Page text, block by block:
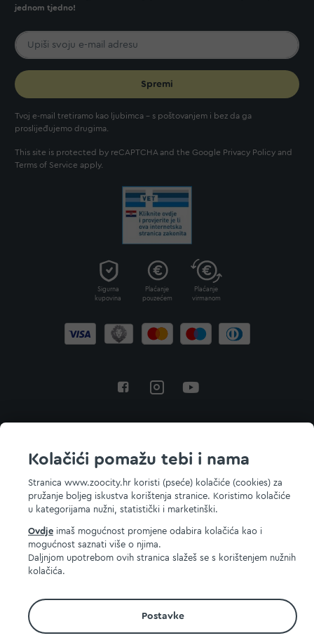
Kolačići pomažu tebi i nama
Stranica www.zoocity.hr koristi (pseće) kolačiće (cookies) za
pružanje boljeg iskustva korištenja stranice. Koristimo kolačiće
u kategorijama nužni, statistički i marketinški.
Ovdje imaš mogućnost promjene odabira kolačića kao i
mogućnost saznati više o njima.
Daljnjom upotrebom ovih stranica slažeš se s korištenjem nužnih
kolačića.
Postavke
jednom tjedno!
Spremi
Tvoj e-mail tretiramo kao ljubimca - s poštovanjem i bez da ga
proslijeđujemo drugima.
This site is protected by reCAPTCHA and the Google Privacy Policy and
Terms of Service apply.
Sigurna
kupovina
Plaćanje
pouzećem
Plaćanje
virmanom
© 2026 ZOOCITY. Sva prava zadržana.